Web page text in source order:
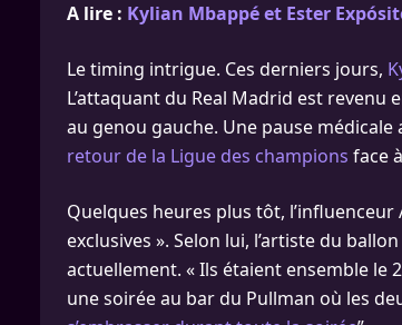
A lire : Kylian Mbappé et Ester
Le timing intrigue. Ces derniers jours,
L’attaquant du Real Madrid est
au genou gauche. Une pause
retour de la Ligue des champions face
Quelques heures plus tôt,
exclusives ». Selon lui, l’artiste du
actuellement. « Ils étaient ensemble le
une soirée au bar du Pullman où les